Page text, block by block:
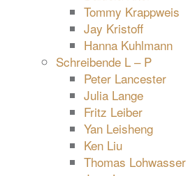
Tommy Krappweis
Jay Kristoff
Hanna Kuhlmann
Schreibende L – P
Peter Lancester
Julia Lange
Fritz Leiber
Yan Leisheng
Ken Liu
Thomas Lohwasser